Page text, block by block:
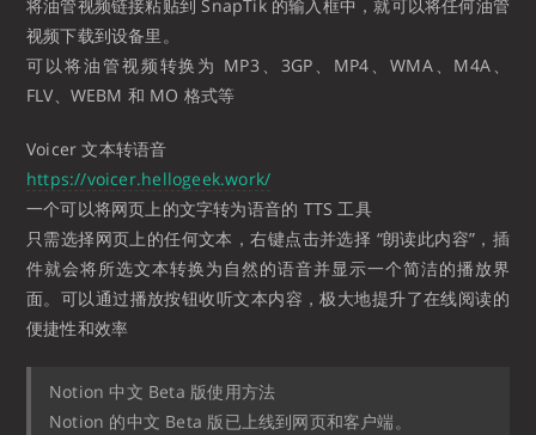
将油管视频链接粘贴到 SnapTik 的输入框中，就可以将任何油管
视频下载到设备里。
可以将油管视频转换为 MP3、3GP、MP4、WMA、M4A、
FLV、WEBM 和 MO 格式等
Voicer 文本转语音
https://voicer.hellogeek.work/
一个可以将网页上的文字转为语音的 TTS 工具
只需选择网页上的任何文本，右键点击并选择 “朗读此内容”，插
件就会将所选文本转换为自然的语音并显示一个简洁的播放界
面。可以通过播放按钮收听文本内容，极大地提升了在线阅读的
便捷性和效率
Notion 中文 Beta 版使用方法
Notion 的中文 Beta 版已上线到网页和客户端。